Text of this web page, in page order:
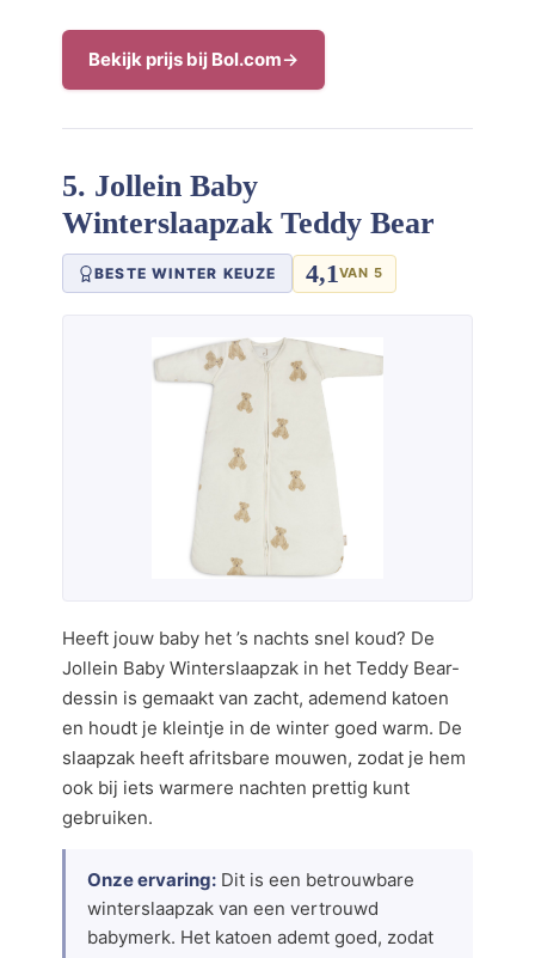
Bekijk prijs bij Bol.com
5. Jollein Baby
Winterslaapzak Teddy Bear
BESTE WINTER KEUZE 4,1 VAN 5
Heeft jouw baby het ’s nachts snel koud? De
Jollein Baby Winterslaapzak in het Teddy Bear-
dessin is gemaakt van zacht, ademend katoen
en houdt je kleintje in de winter goed warm. De
slaapzak heeft afritsbare mouwen, zodat je hem
ook bij iets warmere nachten prettig kunt
gebruiken.
Onze ervaring: Dit is een betrouwbare
winterslaapzak van een vertrouwd
babymerk. Het katoen ademt goed, zodat